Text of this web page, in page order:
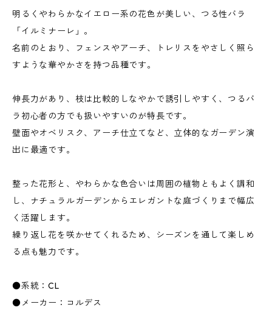
明るくやわらかなイエロー系の花色が美しい、つる性バラ
「イルミナーレ」。
名前のとおり、フェンスやアーチ、トレリスをやさしく照ら
すような華やかさを持つ品種です。
伸長力があり、枝は比較的しなやかで誘引しやすく、つるバ
ラ初心者の方でも扱いやすいのが特長です。
壁面やオベリスク、アーチ仕立てなど、立体的なガーデン演
出に最適です。
整った花形と、やわらかな色合いは周囲の植物ともよく調和
し、ナチュラルガーデンからエレガントな庭づくりまで幅広
く活躍します。
繰り返し花を咲かせてくれるため、シーズンを通して楽しめ
る点も魅力です。
●系統：CL
●メーカー：コルデス